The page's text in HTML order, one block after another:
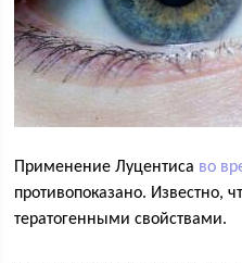
Применение Луцентиса во
противопоказано. Известно,
тератогенными свойствами.